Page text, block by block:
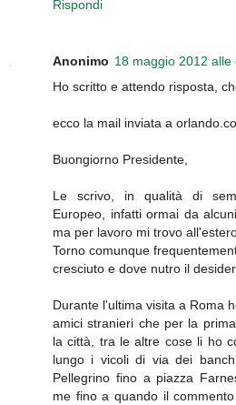
Rispondi
Anonimo 18 maggio 2012 alle
Ho scritto e attendo risposta,
ecco la mail inviata a
Buongiorno Presidente,
Le scrivo, in qualità di
Europeo, infatti ormai da
ma per lavoro mi trovo
Torno comunque
cresciuto e dove nutro il
Durante l'ultima visita a Roma
amici stranieri che per la
la città, tra le altre cose li ho
lungo i vicoli di via dei
Pellegrino fino a piazza
me fino a quando il